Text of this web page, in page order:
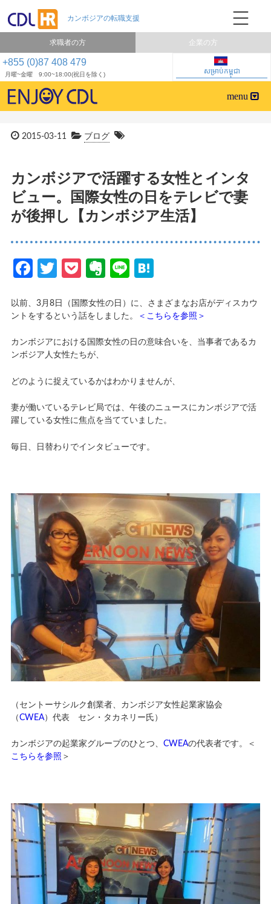
+855 (0)87 408 479
月曜~金曜 9:00~18:00(祝日を除く) សម្រាប់កម្ពុជា
求職者の方 企業の方
2015-03-11 ブログ
カンボジアで活躍する女性とインタ
ビュー。国際女性の日をテレビで妻
が後押し【カンボジア生活】
Facebook
Twitter
PocketEvernote
Line
以前、3月8日（国際女性の日）に、さまざまなお店がディスカウ
ントをするという話をしました。
＜こちらを参照＞
カンボジアにおける国際女性の日の意味合いを、当事者であるカ
ンボジア人女性たちが、
どのように捉えているかはわかりませんが、
妻が働いているテレビ局では、午後のニュースにカンボジアで活
躍している女性に焦点を当てていました。
毎日、日替わりでインタビューです。
（セントーサシルク創業者、カンボジア女性起業家協会
（CWEA）代表 セン・タカネリー氏）
カンボジアの起業家グループのひとつ、 CWEAの代表者です。＜
こちらを参照 ＞